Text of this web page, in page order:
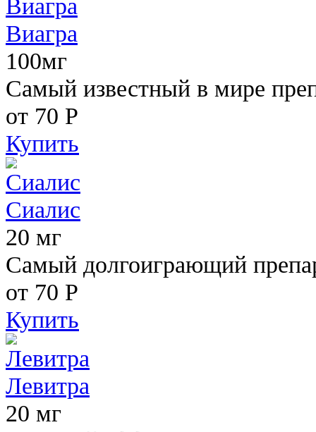
Виагра
100мг
Самый известный в мире
от 70 Р
Купить
Сиалис
20 мг
Самый долгоиграющий
от 70 Р
Купить
Левитра
20 мг